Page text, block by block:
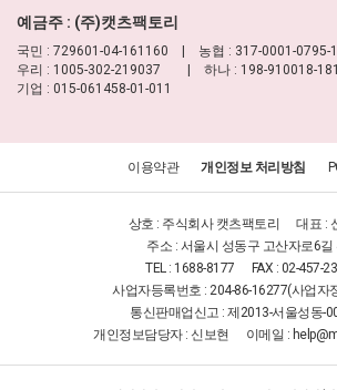
예금주 : (주)캣츠팩토리
국민 : 729601-04-161160 | 농협 : 317-0001-0795-
우리 : 1005-302-219037 | 하나 : 198-910018-
기업 : 015-061458-01-011
이용약관 개인정보 처리방침
상호 : 주식회사 캣츠팩토리
대표 :
주소 : 서울시 성동구 고산자로6길
TEL : 1688-8177
FAX : 02-457-
사업자등록번호 : 204-86-16277(사업자
통신판매업신고 : 제2013-서울성동-
개인정보담당자 : 신보현
이메일 :